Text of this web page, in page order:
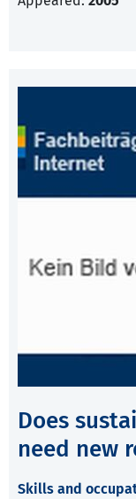
Does
need new
Skills and